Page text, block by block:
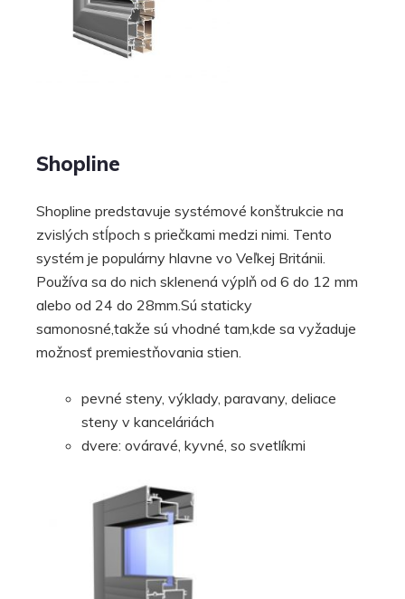
Shopline
Shopline predstavuje systémové konštrukcie na
zvislých stĺpoch s priečkami medzi nimi. Tento
systém je populárny hlavne vo Veľkej Británii.
Používa sa do nich sklenená výplň od 6 do 12 mm
alebo od 24 do 28mm.Sú staticky
samonosné,takže sú vhodné tam,kde sa vyžaduje
možnosť premiestňovania stien.
pevné steny, výklady, paravany, deliace
steny v kanceláriách
dvere: ováravé, kyvné, so svetlíkmi